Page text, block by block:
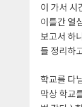
이 가서 시
이틀간 열
보고서 하
들 정리하
학교를 다
막상 학교